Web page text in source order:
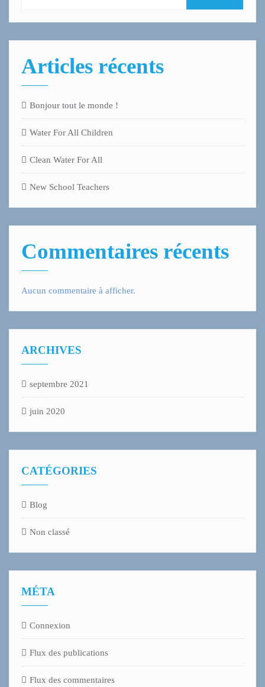
Articles récents
Bonjour tout le monde !
Water For All Children
Clean Water For All
New School Teachers
Commentaires récents
Aucun commentaire à afficher.
ARCHIVES
septembre 2021
juin 2020
CATÉGORIES
Blog
Non classé
MÉTA
Connexion
Flux des publications
Flux des commentaires